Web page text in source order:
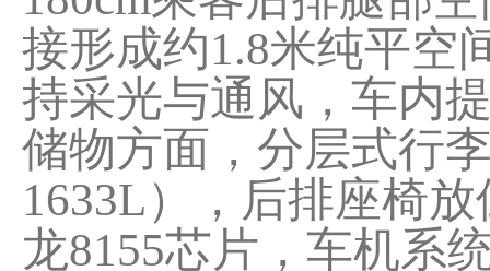
接形成约1.8米纯平空
持采光与通风，车内
储物方面，分层式行
1633L），后排座椅
龙8155芯片，车机系